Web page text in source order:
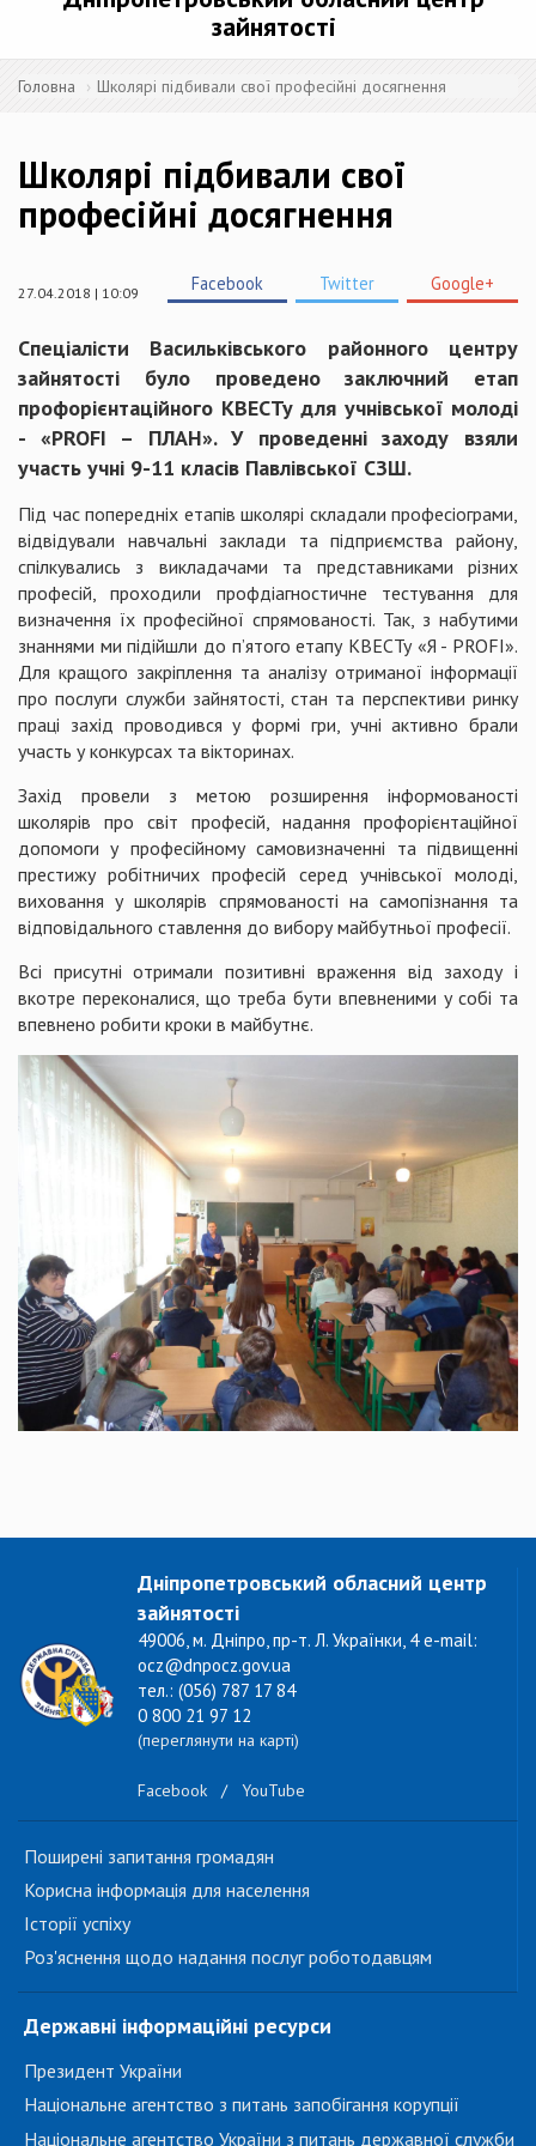
зайнятості
Головна Школярі підбивали свої професійні досягнення
Школярі підбивали свої
професійні досягнення
27.04.2018 | 10:09 Facebook Twitter Google+
Спеціалісти Васильківського районного центру
зайнятості було проведено заключний етап
профорієнтаційного КВЕСТу для учнівської молоді
- «PROFI – ПЛАН». У проведенні заходу взяли
участь учні 9-11 класів Павлівської СЗШ.
Під час попередніх етапів школярі складали професіограми,
відвідували навчальні заклади та підприємства району,
спілкувались з викладачами та представниками різних
професій, проходили профдіагностичне тестування для
визначення їх професійної спрямованості. Так, з набутими
знаннями ми підійшли до п’ятого етапу КВЕСТу «Я - PROFI».
Для кращого закріплення та аналізу отриманої інформації
про послуги служби зайнятості, стан та перспективи ринку
праці захід проводився у формі гри, учні активно брали
участь у конкурсах та вікторинах.
Захід провели з метою розширення інформованості
школярів про світ професій, надання профорієнтаційної
допомоги у професійному самовизначенні та підвищенні
престижу робітничих професій серед учнівської молоді,
виховання у школярів спрямованості на самопізнання та
відповідального ставлення до вибору майбутньої професії.
Всі присутні отримали позитивні враження від заходу і
вкотре переконалися, що треба бути впевненими у собі та
впевнено робити кроки в майбутнє.
Дніпропетровський обласний центр
зайнятості
49006, м. Дніпро, пр-т. Л. Українки, 4 e-mail:
ocz@dnpocz.gov.ua
тел.: (056) 787 17 84
0 800 21 97 12
(переглянути на карті)
Facebook / YouTube
Поширені запитання громадян
Корисна інформація для населення
Історії успіху
Роз'яснення щодо надання послуг роботодавцям
Державні інформаційні ресурси
Президент України
Національне агентство з питань запобігання корупції
Національне агентство України з питань державної служби